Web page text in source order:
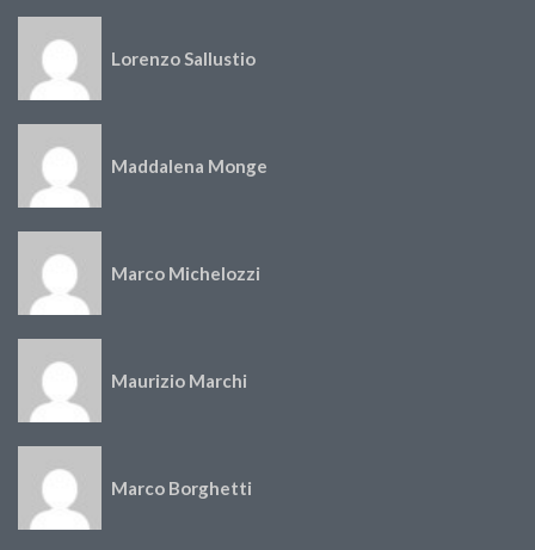
Lorenzo Sallustio
Maddalena Monge
Marco Michelozzi
Maurizio Marchi
Marco Borghetti